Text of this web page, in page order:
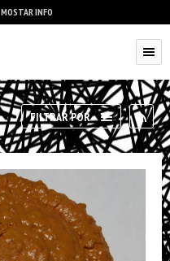
MOSTAR INFO
FILTRAR POR RSS